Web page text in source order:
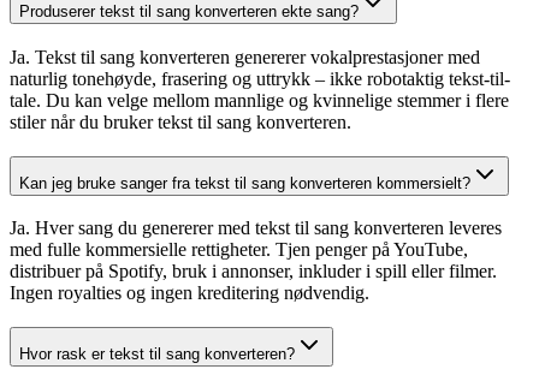
Produserer tekst til sang konverteren ekte sang?
Ja. Tekst til sang konverteren genererer vokalprestasjoner med
naturlig tonehøyde, frasering og uttrykk – ikke robotaktig tekst-til-
tale. Du kan velge mellom mannlige og kvinnelige stemmer i flere
stiler når du bruker tekst til sang konverteren.
Kan jeg bruke sanger fra tekst til sang konverteren kommersielt?
Ja. Hver sang du genererer med tekst til sang konverteren leveres
med fulle kommersielle rettigheter. Tjen penger på YouTube,
distribuer på Spotify, bruk i annonser, inkluder i spill eller filmer.
Ingen royalties og ingen kreditering nødvendig.
Hvor rask er tekst til sang konverteren?